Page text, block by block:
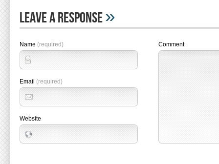
Leave A Response»
Name (required)
Email (required)
Website
Comment